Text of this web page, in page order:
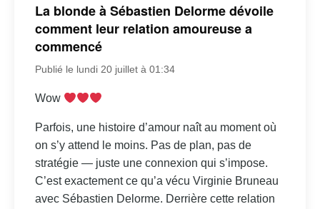
La blonde à Sébastien Delorme dévoile
comment leur relation amoureuse a
commencé
Publié le lundi 20 juillet à 01:34
Wow
Parfois, une histoire d’amour naît au moment où
on s’y attend le moins. Pas de plan, pas de
stratégie — juste une connexion qui s’impose.
C’est exactement ce qu’a vécu Virginie Bruneau
avec Sébastien Delorme. Derrière cette relation